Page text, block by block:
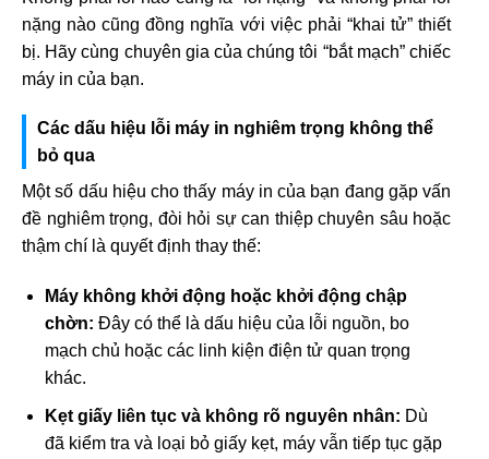
nặng nào cũng đồng nghĩa với việc phải “khai tử” thiết
bị. Hãy cùng chuyên gia của chúng tôi “bắt mạch” chiếc
máy in của bạn.
Các dấu hiệu lỗi máy in nghiêm trọng không thể
bỏ qua
Một số dấu hiệu cho thấy máy in của bạn đang gặp vấn
đề nghiêm trọng, đòi hỏi sự can thiệp chuyên sâu hoặc
thậm chí là quyết định thay thế:
Máy không khởi động hoặc khởi động chập
chờn: Đây có thể là dấu hiệu của lỗi nguồn, bo
mạch chủ hoặc các linh kiện điện tử quan trọng
khác.
Kẹt giấy liên tục và không rõ nguyên nhân: Dù
đã kiểm tra và loại bỏ giấy kẹt, máy vẫn tiếp tục gặp